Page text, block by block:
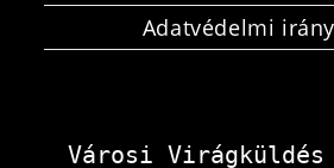
Adatvédelmi
Városi Virágküldés